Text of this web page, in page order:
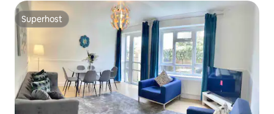
Superhost
Superhost